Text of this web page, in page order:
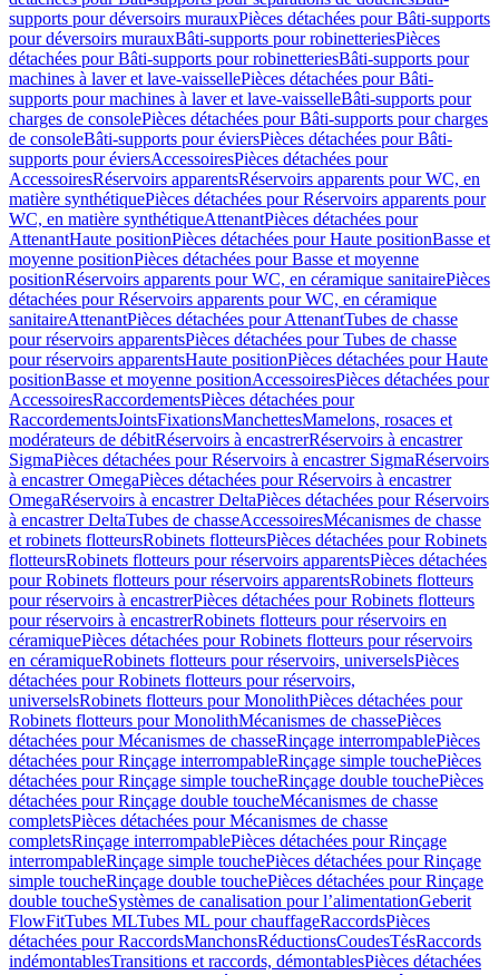
supports pour déversoirs murauxPièces détachées pour Bâti-supports
pour déversoirs murauxBâti-supports pour robinetteriesPièces
détachées pour Bâti-supports pour robinetteriesBâti-supports pour
machines à laver et lave-vaissellePièces détachées pour Bâti-
supports pour machines à laver et lave-vaisselleBâti-supports pour
charges de consolePièces détachées pour Bâti-supports pour charges
de consoleBâti-supports pour éviersPièces détachées pour Bâti-
supports pour éviersAccessoiresPièces détachées pour
AccessoiresRéservoirs apparentsRéservoirs apparents pour WC, en
matière synthétiquePièces détachées pour Réservoirs apparents pour
WC, en matière synthétiqueAttenantPièces détachées pour
AttenantHaute positionPièces détachées pour Haute positionBasse et
moyenne positionPièces détachées pour Basse et moyenne
positionRéservoirs apparents pour WC, en céramique sanitairePièces
détachées pour Réservoirs apparents pour WC, en céramique
sanitaireAttenantPièces détachées pour AttenantTubes de chasse
pour réservoirs apparentsPièces détachées pour Tubes de chasse
pour réservoirs apparentsHaute positionPièces détachées pour Haute
positionBasse et moyenne positionAccessoiresPièces détachées pour
AccessoiresRaccordementsPièces détachées pour
RaccordementsJointsFixationsManchettesMamelons, rosaces et
modérateurs de débitRéservoirs à encastrerRéservoirs à encastrer
SigmaPièces détachées pour Réservoirs à encastrer SigmaRéservoirs
à encastrer OmegaPièces détachées pour Réservoirs à encastrer
OmegaRéservoirs à encastrer DeltaPièces détachées pour Réservoirs
à encastrer DeltaTubes de chasseAccessoiresMécanismes de chasse
et robinets flotteursRobinets flotteursPièces détachées pour Robinets
flotteursRobinets flotteurs pour réservoirs apparentsPièces détachées
pour Robinets flotteurs pour réservoirs apparentsRobinets flotteurs
pour réservoirs à encastrerPièces détachées pour Robinets flotteurs
pour réservoirs à encastrerRobinets flotteurs pour réservoirs en
céramiquePièces détachées pour Robinets flotteurs pour réservoirs
en céramiqueRobinets flotteurs pour réservoirs, universelsPièces
détachées pour Robinets flotteurs pour réservoirs,
universelsRobinets flotteurs pour MonolithPièces détachées pour
Robinets flotteurs pour MonolithMécanismes de chassePièces
détachées pour Mécanismes de chasseRinçage interrompablePièces
détachées pour Rinçage interrompableRinçage simple touchePièces
détachées pour Rinçage simple toucheRinçage double touchePièces
détachées pour Rinçage double toucheMécanismes de chasse
completsPièces détachées pour Mécanismes de chasse
completsRinçage interrompablePièces détachées pour Rinçage
interrompableRinçage simple touchePièces détachées pour Rinçage
simple toucheRinçage double touchePièces détachées pour Rinçage
double toucheSystèmes de canalisation pour l’alimentationGeberit
FlowFitTubes MLTubes ML pour chauffageRaccordsPièces
détachées pour RaccordsManchonsRéductionsCoudesTésRaccords
indémontablesTransitions et raccords, démontablesPièces détachées